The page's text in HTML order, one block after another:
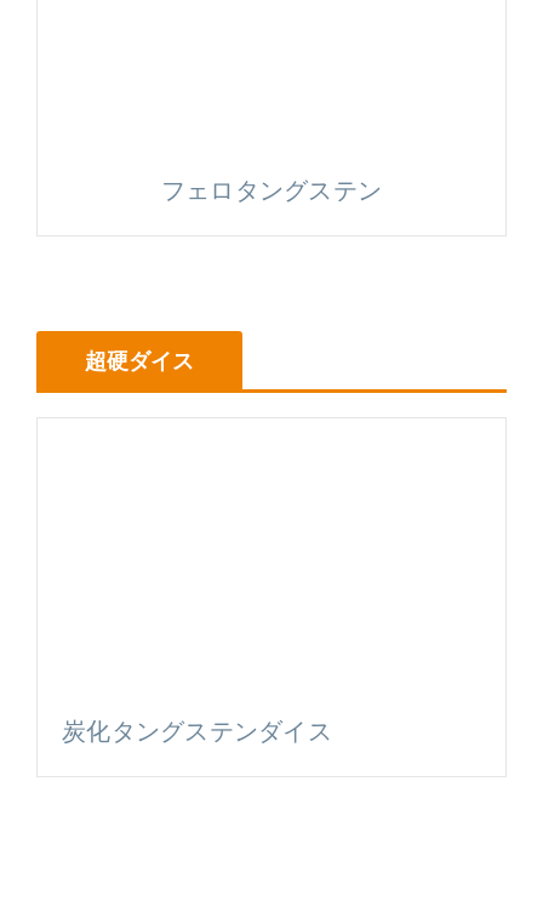
フェロタングステン
超硬ダイス
炭化タングステンダイス